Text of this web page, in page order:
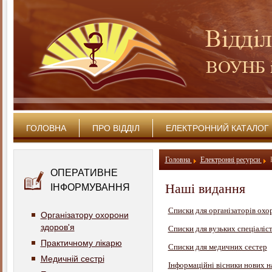
ГОЛОВНА ПРО ВІДДІЛ ЕЛЕКТРОННИЙ КАТАЛОГ
ОПЕРАТИВНЕ
ІНФОРМУВАННЯ
Організатору охорони
здоров'я
Практичному лікарю
Медичній сестрі
Головна Електронні ресурси
Наші видання
Списки для організаторів
Списки для вузьких
Списки для медичних сестер
Інформаційні вісники нових